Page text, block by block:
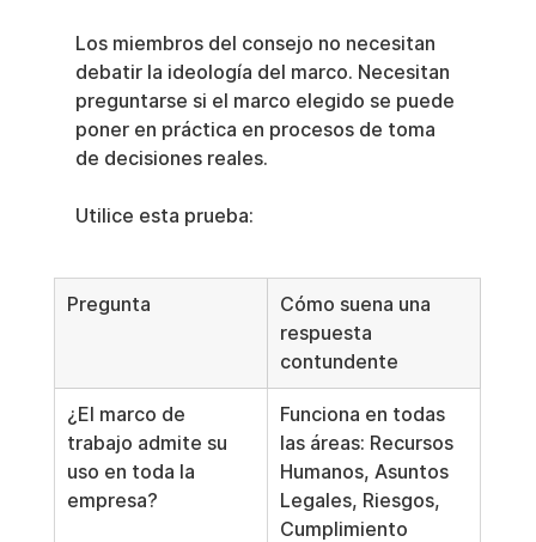
Los miembros del consejo no necesitan
debatir la ideología del marco. Necesitan
preguntarse si el marco elegido se puede
poner en práctica en procesos de toma
de decisiones reales.
Utilice esta prueba:
Pregunta
Cómo suena una
respuesta
contundente
¿El marco de
trabajo admite su
uso en toda la
empresa?
Funciona en todas
las áreas: Recursos
Humanos, Asuntos
Legales, Riesgos,
Cumplimiento